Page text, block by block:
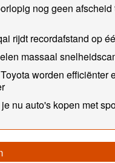
nog geen afscheid
rijdt recordafstand op
massaal
worden efficiënter
nu auto's kopen met